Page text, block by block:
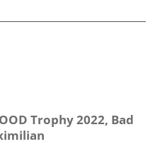
Trophy 2022, Bad